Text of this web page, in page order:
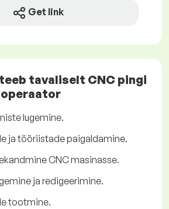
Get link
tavaliselt CNC pingi
lugemine.
ja tööriistade paigaldamine.
CNC masinasse.
ja redigeerimine.
tootmine.